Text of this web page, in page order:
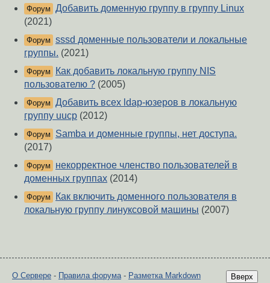
Форум Добавить доменную группу в группу Linux
(2021)
Форум sssd доменные пользователи и локальные
группы. (2021)
Форум
Как добавить локальную группу NIS
пользователю ? (2005)
Форум Добавить всех ldap-юзеров в локальную
группу uucp (2012)
Форум
Samba и доменные группы, нет доступа.
(2017)
Форум
некорректное членство пользователей в
доменных группах (2014)
Форум
Как включить доменного пользователя в
локальную группу линуксовой машины (2007)
Вверх
О Сервере - Правила форума- Разметка Markdown